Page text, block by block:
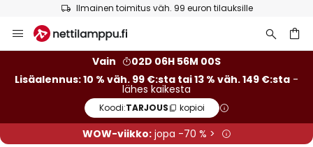
Ilmainen toimitus väh. 99 euron tilauksille
to
Vain
02D 06H 56M 00S
Lisäalennus: 10 % väh. 99 €:sta tai 13 % väh. 149 €:sta -
lähes kaikesta
Koodi:TARJOUS kopioi
WOW-viikko:jopa -70 % >